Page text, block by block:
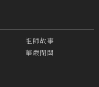
祖師故事
華嚴閉關